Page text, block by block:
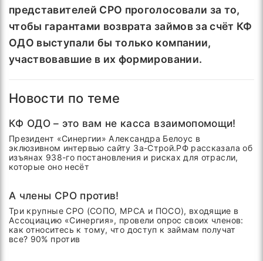
представителей СРО проголосовали за то,
чтобы гарантами возврата займов за счёт КФ
ОДО выступали бы только компании,
участвовавшие в их формировании.
Новости по теме
КФ ОДО – это вам не касса взаимопомощи!
Президент «Синергии» Александра Белоус в
эклюзивном интервью сайту За-Строй.РФ рассказала об
изъянах 938-го постановления и рисках для отрасли,
которые оно несёт
А члены СРО против!
Три крупные СРО (СОПО, МРСА и ПОСО), входящие в
Ассоциацию «Синергия», провели опрос своих членов:
как относитесь к тому, что доступ к займам получат
все? 90% против